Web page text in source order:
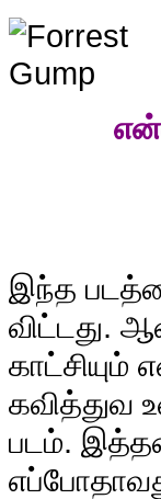
இந்த
விட்டது.
காட்சியும்
கவித்துவ
படம்.